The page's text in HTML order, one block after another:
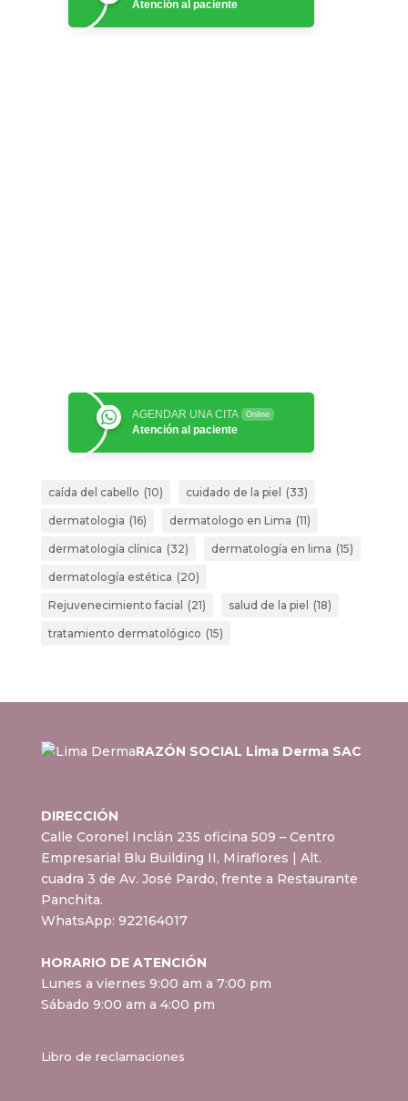
Atención al paciente
AGENDAR UNA CITA Online
Atención al paciente
caída del cabello (10) cuidado de la piel (33)
dermatologia (16) dermatologo en Lima (11)
dermatología clínica (32) dermatología en lima (15)
dermatología estética (20)
Rejuvenecimiento facial (21) salud de la piel (18)
tratamiento dermatológico (15)
RAZÓN SOCIAL Lima Derma SAC
DIRECCIÓN
Calle Coronel Inclán 235 oficina 509 – Centro
Empresarial Blu Building II, Miraflores | Alt.
cuadra 3 de Av. José Pardo, frente a Restaurante
Panchita.
WhatsApp: 922164017
HORARIO DE ATENCIÓN
Lunes a viernes 9:00 am a 7:00 pm
Sábado 9:00 am a 4:00 pm
Libro de reclamaciones